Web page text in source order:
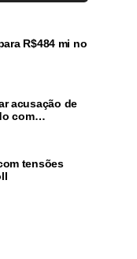
R$484 mi no
acusação de
com
tensões